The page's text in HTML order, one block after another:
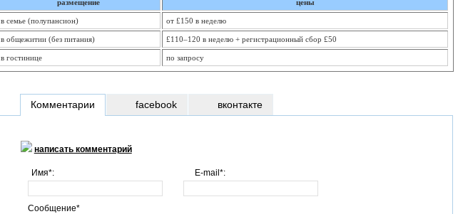
размещение цены
в семье (полупансион) от £150 в неделю
в общежитии (без питания) £110–120 в неделю + регистрационный сбор £50
в гостинице по запросу
Комментарии
написать комментарий
Имя*: E-mail*:
Сообщение*
facebook вконтакте